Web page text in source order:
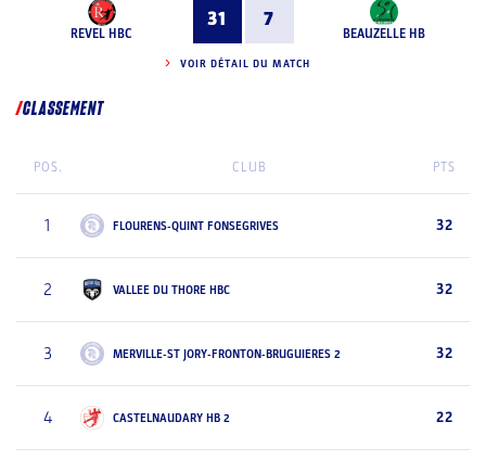
REVEL HBC
31 7
BEAUZELLE HB
VOIR DÉTAIL DU MATCH
CLASSEMENT
POS. CLUB PTS
1 FLOURENS-QUINT FONSEGRIVES 32
2 VALLEE DU THORE HBC 32
3 MERVILLE-ST JORY-FRONTON-BRUGUIERES 2 32
4 CASTELNAUDARY HB 2 22